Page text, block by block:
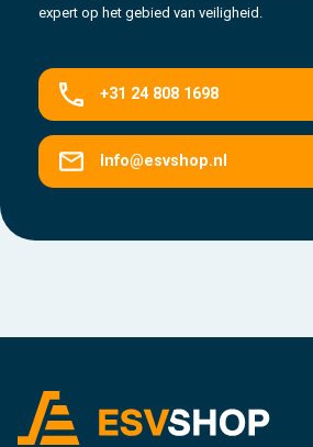
expert op het gebied van veiligheid.
+31 24 808 1698
Info@esvshop.nl